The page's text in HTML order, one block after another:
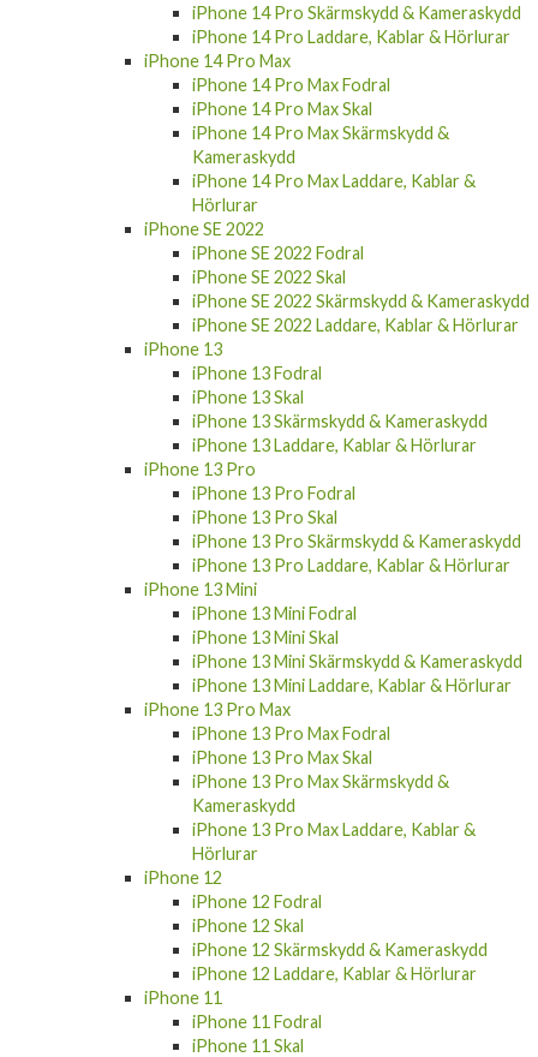
iPhone 14 Pro Skärmskydd & Kameraskydd
iPhone 14 Pro Laddare, Kablar & Hörlurar
iPhone 14 Pro Max
iPhone 14 Pro Max Fodral
iPhone 14 Pro Max Skal
iPhone 14 Pro Max Skärmskydd &
Kameraskydd
iPhone 14 Pro Max Laddare, Kablar &
Hörlurar
iPhone SE 2022
iPhone SE 2022 Fodral
iPhone SE 2022 Skal
iPhone SE 2022 Skärmskydd & Kameraskydd
iPhone SE 2022 Laddare, Kablar & Hörlurar
iPhone 13
iPhone 13 Fodral
iPhone 13 Skal
iPhone 13 Skärmskydd & Kameraskydd
iPhone 13 Laddare, Kablar & Hörlurar
iPhone 13 Pro
iPhone 13 Pro Fodral
iPhone 13 Pro Skal
iPhone 13 Pro Skärmskydd & Kameraskydd
iPhone 13 Pro Laddare, Kablar & Hörlurar
iPhone 13 Mini
iPhone 13 Mini Fodral
iPhone 13 Mini Skal
iPhone 13 Mini Skärmskydd & Kameraskydd
iPhone 13 Mini Laddare, Kablar & Hörlurar
iPhone 13 Pro Max
iPhone 13 Pro Max Fodral
iPhone 13 Pro Max Skal
iPhone 13 Pro Max Skärmskydd &
Kameraskydd
iPhone 13 Pro Max Laddare, Kablar &
Hörlurar
iPhone 12
iPhone 12 Fodral
iPhone 12 Skal
iPhone 12 Skärmskydd & Kameraskydd
iPhone 12 Laddare, Kablar & Hörlurar
iPhone 11
iPhone 11 Fodral
iPhone 11 Skal